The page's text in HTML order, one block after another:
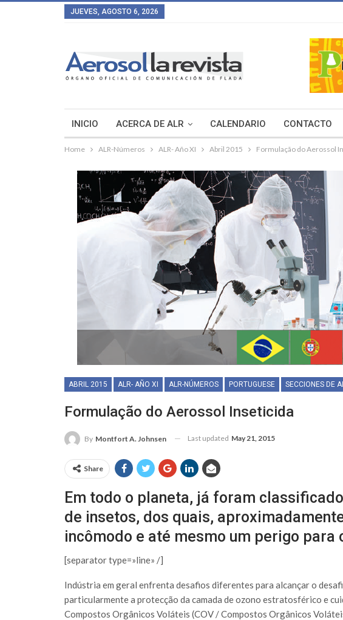
JUEVES, AGOSTO 6, 2026
INICIO ACERCA DE ALR CALENDARIO CONTACTO
Home ALR-Números ALR- Año XI Abril 2015 Formulação do Aerossol
ABRIL 2015 ALR- AÑO XI ALR-NÚMEROS PORTUGUESE SECCIONES DE
Formulação do Aerossol Inseticida
By Montfort A. Johnsen Last updated May 21, 2015
Share
Em todo o planeta, já foram
de insetos, dos quais,
incômodo e até mesmo um perigo para
[separator type=»line» /]
Indústria em geral enfrenta desafios diferentes para alcançar o
particularmente a protecção da camada de ozono estratosférico e
Compostos Orgânicos Voláteis (COV / Compostos Orgânicos